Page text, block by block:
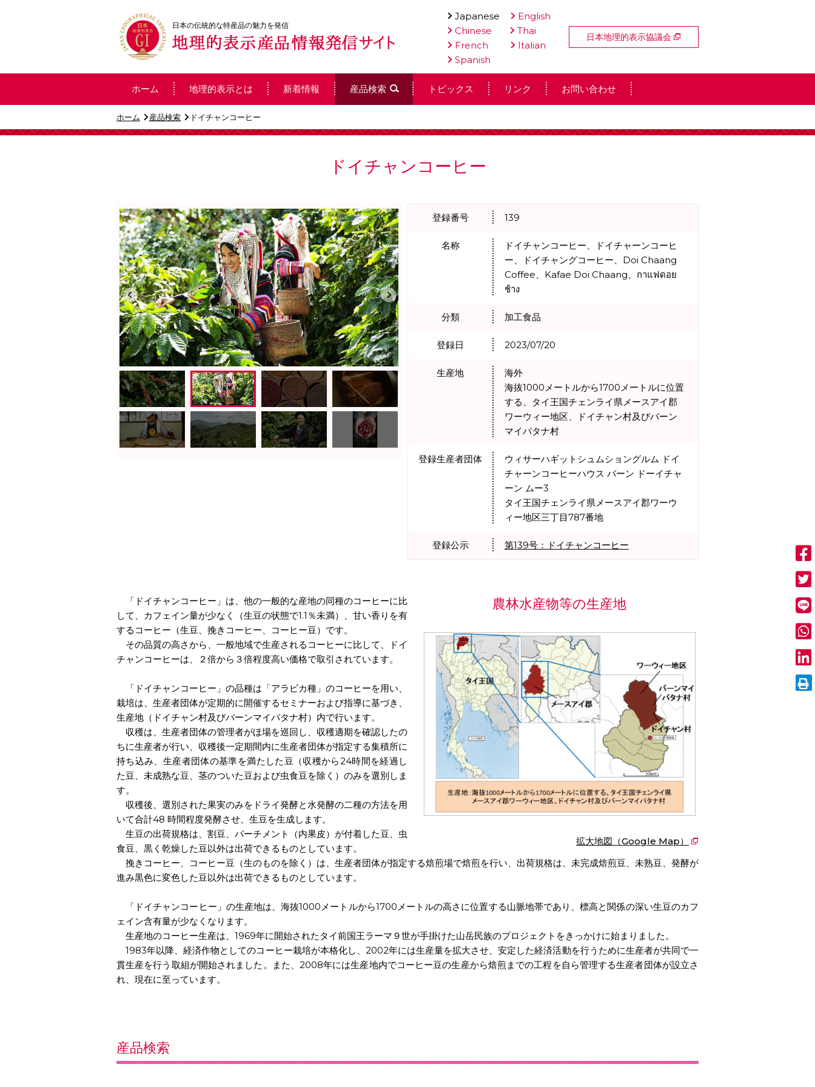
ホーム 産品検索 ドイチャンコーヒー
ドイチャンコーヒー
登録番号 139
名称
ドイチャンコーヒー、ドイチャーンコーヒ
ー、ドイチャングコーヒー、Doi Chaang
Coffee、Kafae Doi Chaang、กาแฟดอย
ช้าง
分類 加工食品
登録日 2023/07/20
生産地
海外
海抜1000メートルから1700メートルに位置
する、タイ王国チェンライ県メースアイ郡
ワーウィー地区、ドイチャン村及びバーン
マイパタナ村
登録生産者団体
ウィサーハギットシュムショングルム ドイ
チャーンコーヒーハウス バーン ドーイチャ
ーン ムー3
タイ王国チェンライ県メースアイ郡ワーウ
ィー地区三丁目787番地
登録公示 第139号：ドイチャンコーヒー
農林水産物等の生産地
拡大地図（Google Map）
「ドイチャンコーヒー」は、他の一般的な産地の同種のコーヒーに比
して、カフェイン量が少なく（生豆の状態で1.1％未満）、甘い香りを有
するコーヒー（生豆、挽きコーヒー、コーヒー豆）です。
その品質の高さから、一般地域で生産されるコーヒーに比して、ドイ
チャンコーヒーは、２倍から３倍程度高い価格で取引されています。
「ドイチャンコーヒー」の品種は「アラビカ種」のコーヒーを用い、
栽培は、生産者団体が定期的に開催するセミナーおよび指導に基づき、
生産地（ドイチャン村及びバーンマイパタナ村）内で行います。
収穫は、生産者団体の管理者がほ場を巡回し、収穫適期を確認したの
ちに生産者が行い、収穫後一定期間内に生産者団体が指定する集積所に
持ち込み、生産者団体の基準を満たした豆（収穫から24時間を経過し
た豆、未成熟な豆、茎のついた豆および虫食豆を除く）のみを選別しま
す。
収穫後、選別された果実のみをドライ発酵と水発酵の二種の方法を用
いて合計48 時間程度発酵させ、生豆を生成します。
生豆の出荷規格は、割豆、パーチメント（内果皮）が付着した豆、虫
食豆、黒く乾燥した豆以外は出荷できるものとしています。
挽きコーヒー、コーヒー豆（生のものを除く）は、生産者団体が指定する焙煎場で焙煎を行い、出荷規格は、未完成焙煎豆、未熟豆、発酵が
進み黒色に変色した豆以外は出荷できるものとしています。
「ドイチャンコーヒー」の生産地は、海抜1000メートルから1700メートルの高さに位置する山脈地帯であり、標高と関係の深い生豆のカフ
ェイン含有量が少なくなります。
生産地のコーヒー生産は、1969年に開始されたタイ前国王ラーマ９世が手掛けた山岳民族のプロジェクトをきっかけに始まりました。
1983年以降、経済作物としてのコーヒー栽培が本格化し、2002年には生産量を拡大させ、安定した経済活動を行うために生産者が共同で一
貫生産を行う取組が開始されました。また、2008年には生産地内でコーヒー豆の生産から焙煎までの工程を自ら管理する生産者団体が設立さ
れ、現在に至っています。
産品検索
日本の伝統的な特産品の魅力を発信
日本地理的表示協議会
Japanese
English
Chinese
Thai
French
Italian
Spanish
ホーム 地理的表示とは 新着情報 産品検索 トピックス リンク お問い合わせ